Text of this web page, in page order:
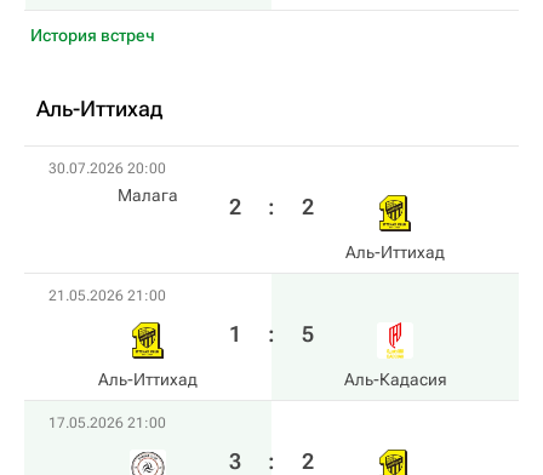
История встреч
Аль-Иттихад
30.07.2026 20:00
Малага 2 : 2
Аль-Иттихад
21.05.2026 21:00
Аль-Иттихад
1 : 5
Аль-Кадасия
17.05.2026 21:00
3 : 2